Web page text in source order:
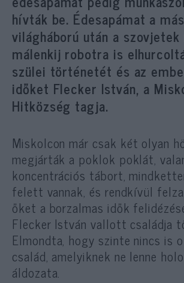
hívták be. Édesapámat a
világháború után a
málenkij robotra is
szülei történetét és az
időket Flecker István, a
Hitközség tagja.
Miskolcon már csak két olyan
megjárták a poklok poklát,
koncentrációs tábort,
felett vannak, és rendkívül
őket a borzalmas idők
Flecker István vallott családja
Elmondta, hogy szinte nincs is
család, amelyiknek ne lenne
áldozata.